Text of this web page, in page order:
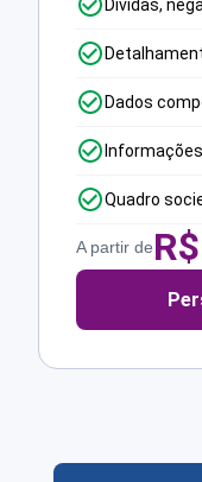
Dívidas,
Dados
Quadro
A partir deR$